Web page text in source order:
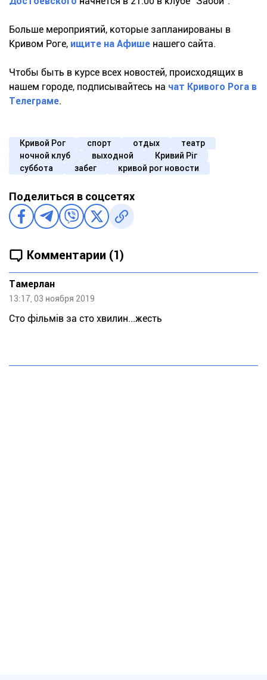
Больше мероприятий, которые запланированы в
Кривом Роге, ищите на Афише нашего сайта.
Чтобы быть в курсе всех новостей, происходящих в
нашем городе, подписывайтесь на чат Кривого Рога в
Телеграме.
Кривой Рог спорт отдых
театр
ночной клуб
выходной
Кривий Ріг
суббота
забег кривой рог новости
Поделиться в соцсетях
Комментарии (1)
Тaмeрлан
13:17, 03 ноября 2019
Сто фільмів за сто хвилин...жесть